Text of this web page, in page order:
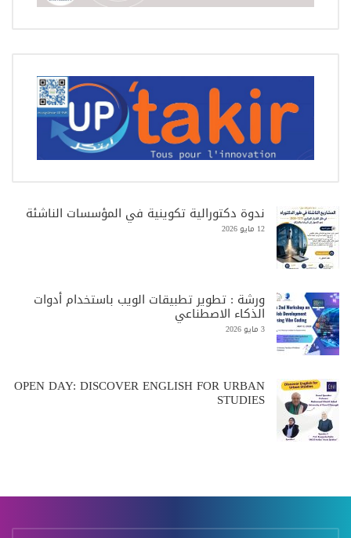
ندوة دكتورالية تكوينية في المؤسسات الناشئة
12 مايو 2026
ورشة : تطوير تطبيقات الويب باستخدام أدوات
الذكاء الاصطناعي
3 مايو 2026
OPEN DAY: DISCOVER ENGLISH FOR URBAN
STUDIES